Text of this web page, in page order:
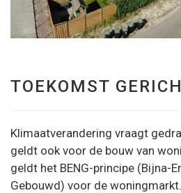
TOEKOMST
Klimaatverandering vraagt
geldt ook voor de bouw van
geldt het BENG-principe (Bijna-
Gebouwd) voor de woningmarkt.